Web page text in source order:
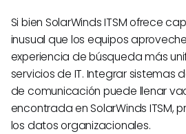
Si bien SolarWinds ITSM ofrece
inusual que los equipos
experiencia de búsqueda más
servicios de IT. Integrar
de comunicación puede llenar
encontrada en SolarWinds ITSM,
los datos organizacionales.